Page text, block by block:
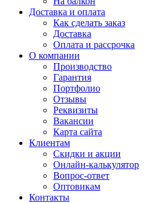
Доставка и оплата
Как сделать заказ
Доставка
Оплата и рассрочка
О компании
Производство
Гарантия
Портфолио
Отзывы
Реквизиты
Вакансии
Карта сайта
Клиентам
Скидки и акции
Онлайн-калькулятор
Вопрос-ответ
Оптовикам
Контакты